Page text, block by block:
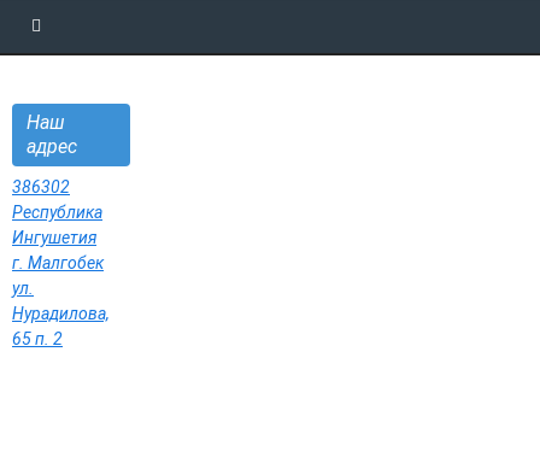
Наш
адрес
386302
Республика
Ингушетия
г. Малгобек
ул.
Нурадилова,
65 п. 2